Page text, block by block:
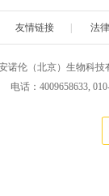
友情链接 法
诺伦（北京）生物科技
电话：4009658633,